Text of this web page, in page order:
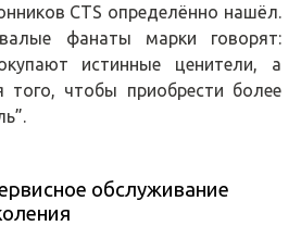
CTS определённо нашёл.
фанаты марки говорят:
истинные ценители, а
чтобы приобрести более
обслуживание